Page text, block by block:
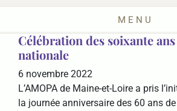
MENU
Célébration des soixante ans
nationale
6 novembre 2022
L’AMOPA de Maine-et-Loire a pris
la journée anniversaire des 60 ans de